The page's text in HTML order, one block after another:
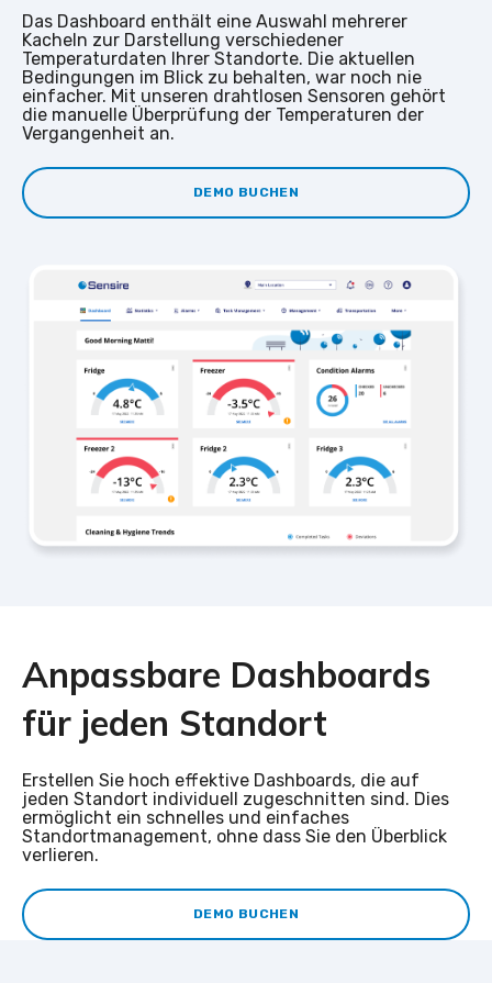
Das Dashboard enthält eine Auswahl mehrerer
Kacheln zur Darstellung verschiedener
Temperaturdaten Ihrer Standorte. Die aktuellen
Bedingungen im Blick zu behalten, war noch nie
einfacher. Mit unseren drahtlosen Sensoren gehört
die manuelle Überprüfung der Temperaturen der
Vergangenheit an.
DEMO BUCHEN
Anpassbare Dashboards
für jeden Standort
Erstellen Sie hoch effektive Dashboards, die auf
jeden Standort individuell zugeschnitten sind. Dies
ermöglicht ein schnelles und einfaches
Standortmanagement, ohne dass Sie den Überblick
verlieren.
DEMO BUCHEN